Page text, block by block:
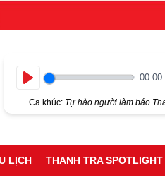
00:00
Ca khúc: Tự hào người làm báo
LỊCH THANH TRA SPOTLIGHT